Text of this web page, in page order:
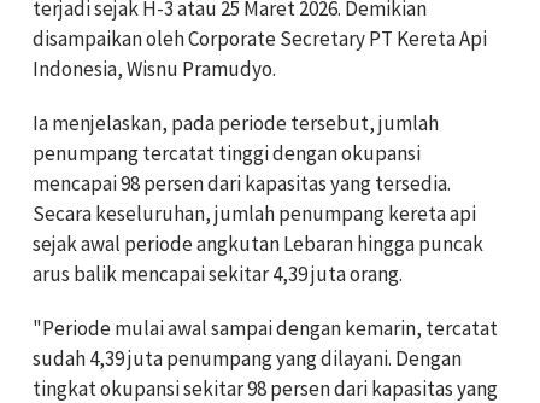
terjadi sejak H-3 atau 25 Maret 2026. Demikian
disampaikan oleh Corporate Secretary PT Kereta Api
Indonesia, Wisnu Pramudyo.
Ia menjelaskan, pada periode tersebut, jumlah
penumpang tercatat tinggi dengan okupansi
mencapai 98 persen dari kapasitas yang tersedia.
Secara keseluruhan, jumlah penumpang kereta api
sejak awal periode angkutan Lebaran hingga puncak
arus balik mencapai sekitar 4,39 juta orang.
"Periode mulai awal sampai dengan kemarin, tercatat
sudah 4,39 juta penumpang yang dilayani. Dengan
tingkat okupansi sekitar 98 persen dari kapasitas yang